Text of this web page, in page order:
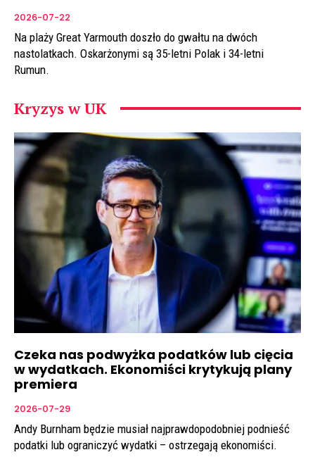
2026-07-22
Na plaży Great Yarmouth doszło do gwałtu na dwóch
nastolatkach. Oskarżonymi są 35-letni Polak i 34-letni
Rumun.
Kryzys w UK
Czeka nas podwyżka podatków lub cięcia
w wydatkach. Ekonomiści krytykują plany
premiera
2026-07-29
Andy Burnham będzie musiał najprawdopodobniej podnieść
podatki lub ograniczyć wydatki – ostrzegają ekonomiści.